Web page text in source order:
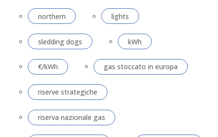
northern lights
sledding dogs kWh
€/kWh gas stoccato in europa
riserve strategiche
riserva nazionale gas